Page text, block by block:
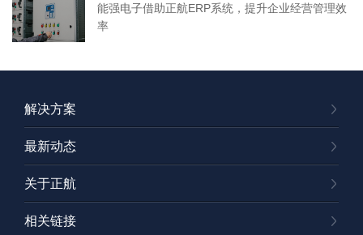
能强电子借助正航ERP系统，提升企业经营管理效
率
解决方案
最新动态
关于正航
相关链接